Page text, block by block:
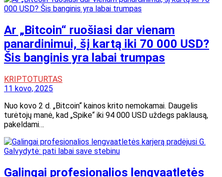
Ar „Bitcoin“ ruošiasi dar vienam
panardinimui, šį kartą iki 70 000 USD?
Šis banginis yra labai trumpas
KRIPTOTURTAS
11 kovo, 2025
Nuo kovo 2 d. „Bitcoin“ kainos krito nemokamai. Daugelis
turėtojų manė, kad „Spike“ iki 94 000 USD uždegs paklausą,
pakeldami…
Galingai profesionalios lengvaatletės